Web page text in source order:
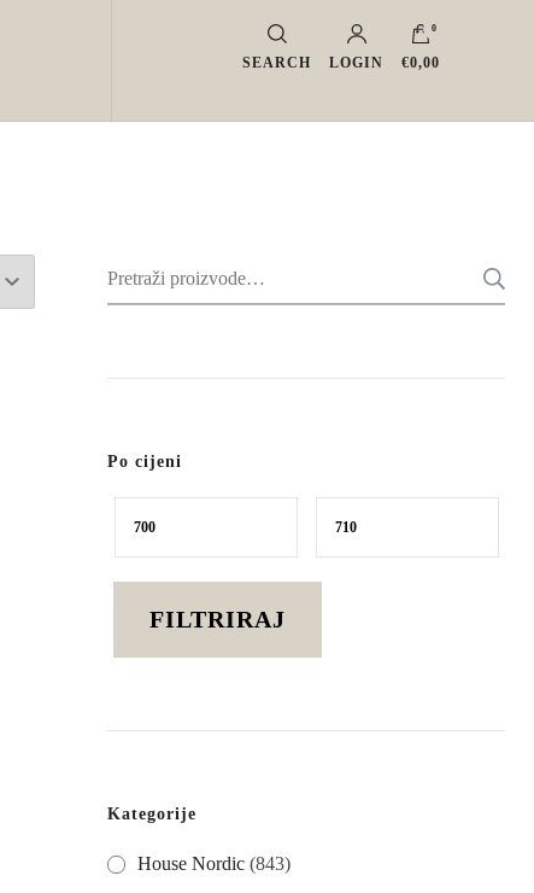
SEARCH LOGIN
0
€0,00
Pretraži:
Po cijeni
Min Maks
FILTRIRAJ
Kategorije
House Nordic (843)